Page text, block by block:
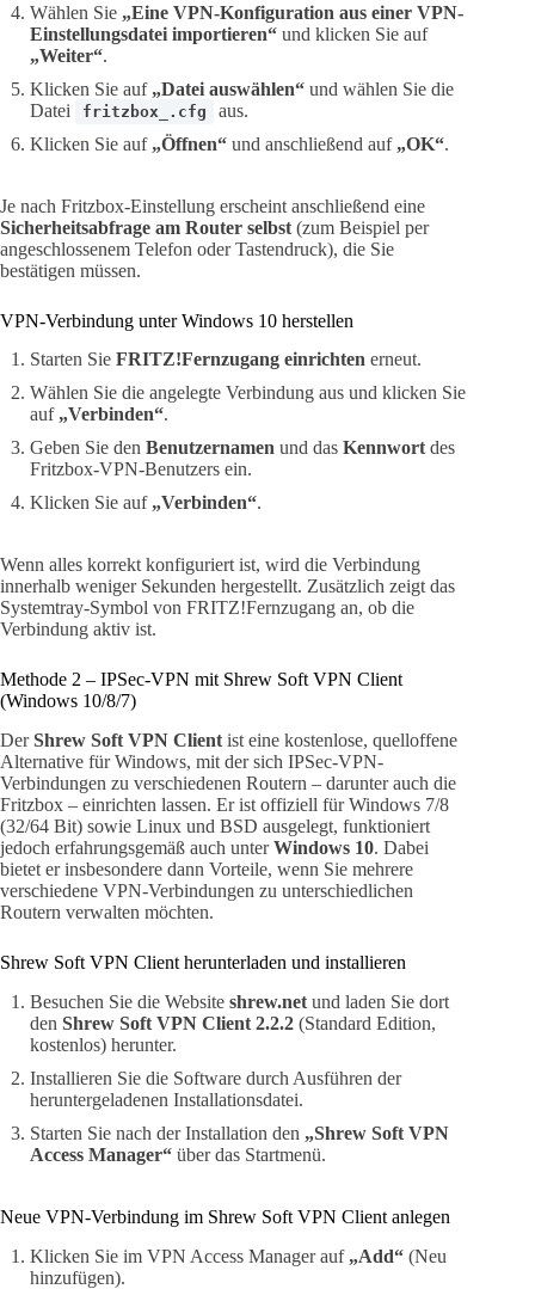
Wählen Sie „Eine VPN-Konfiguration aus einer VPN-
Einstellungsdatei importieren“ und klicken Sie auf
„Weiter“.
Klicken Sie auf „Datei auswählen“ und wählen Sie die
Datei
fritzbox_.cfg
aus.
Klicken Sie auf „Öffnen“ und anschließend auf „OK“.
Je nach Fritzbox-Einstellung erscheint anschließend eine
Sicherheitsabfrage am Router selbst (zum Beispiel per
angeschlossenem Telefon oder Tastendruck), die Sie
bestätigen müssen.
VPN-Verbindung unter Windows 10 herstellen
Starten Sie FRITZ!Fernzugang einrichten erneut.
Wählen Sie die angelegte Verbindung aus und klicken Sie
auf „Verbinden“.
Geben Sie den Benutzernamen und das Kennwort des
Fritzbox-VPN-Benutzers ein.
Klicken Sie auf „Verbinden“.
Wenn alles korrekt konfiguriert ist, wird die Verbindung
innerhalb weniger Sekunden hergestellt. Zusätzlich zeigt das
Systemtray-Symbol von FRITZ!Fernzugang an, ob die
Verbindung aktiv ist.
Methode 2 – IPSec-VPN mit Shrew Soft VPN Client
(Windows 10/8/7)
DerShrew Soft VPN Client ist eine kostenlose, quelloffene
Alternative für Windows, mit der sich IPSec-VPN-
Verbindungen zu verschiedenen Routern – darunter auch die
Fritzbox – einrichten lassen. Er ist offiziell für Windows 7/8
(32/64 Bit) sowie Linux und BSD ausgelegt, funktioniert
jedoch erfahrungsgemäß auch unterWindows 10. Dabei
bietet er insbesondere dann Vorteile, wenn Sie mehrere
verschiedene VPN-Verbindungen zu unterschiedlichen
Routern verwalten möchten.
Shrew Soft VPN Client herunterladen und installieren
Besuchen Sie die Website shrew.net und laden Sie dort
den Shrew Soft VPN Client 2.2.2 (Standard Edition,
kostenlos) herunter.
Installieren Sie die Software durch Ausführen der
heruntergeladenen Installationsdatei.
Starten Sie nach der Installation den „Shrew Soft VPN
Access Manager“ über das Startmenü.
Neue VPN-Verbindung im Shrew Soft VPN Client anlegen
Klicken Sie im VPN Access Manager auf „Add“ (Neu
hinzufügen).